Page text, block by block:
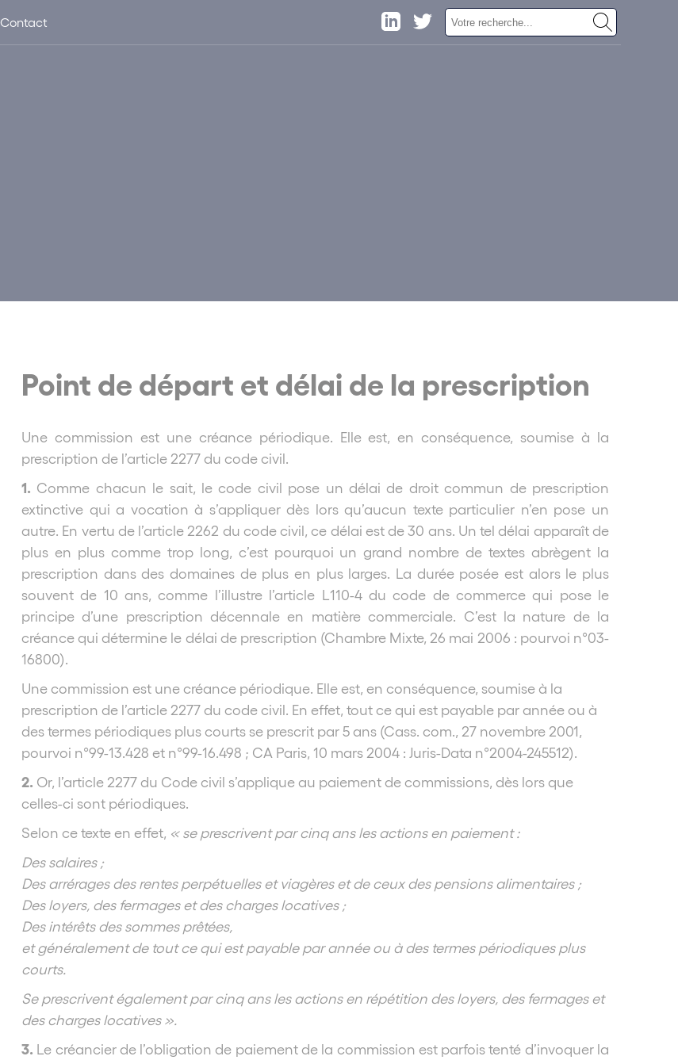
Contact
Point de départ et délai de la prescription
Une commission est une créance périodique. Elle est, en conséquence, soumise à la
prescription de l’article 2277 du code civil.
1. Comme chacun le sait, le code civil pose un délai de droit commun de prescription
extinctive qui a vocation à s’appliquer dès lors qu’aucun texte particulier n’en pose un
autre. En vertu de l’article 2262 du code civil, ce délai est de 30 ans. Un tel délai apparaît de
plus en plus comme trop long, c’est pourquoi un grand nombre de textes abrègent la
prescription dans des domaines de plus en plus larges. La durée posée est alors le plus
souvent de 10 ans, comme l’illustre l’article L110-4 du code de commerce qui pose le
principe d’une prescription décennale en matière commerciale. C’est la nature de la
créance qui détermine le délai de prescription (Chambre Mixte, 26 mai 2006 : pourvoi n°03-
16800).
Une commission est une créance périodique. Elle est, en conséquence, soumise à la
prescription de l’article 2277 du code civil. En effet, tout ce qui est payable par année ou à
des termes périodiques plus courts se prescrit par 5 ans (Cass. com., 27 novembre 2001,
pourvoi n°99-13.428 et n°99-16.498 ; CA Paris, 10 mars 2004 : Juris-Data n°2004-245512).
2. Or, l’article 2277 du Code civil s’applique au paiement de commissions, dès lors que
celles-ci sont périodiques.
Selon ce texte en effet, « se prescrivent par cinq ans les actions en paiement :
Des salaires ;
Des arrérages des rentes perpétuelles et viagères et de ceux des pensions alimentaires ;
Des loyers, des fermages et des charges locatives ;
Des intérêts des sommes prêtées,
et généralement de tout ce qui est payable par année ou à des termes périodiques plus
courts.
Se prescrivent également par cinq ans les actions en répétition des loyers, des fermages et
des charges locatives ».
3. Le créancier de l’obligation de paiement de la commission est parfois tenté d’invoquer la